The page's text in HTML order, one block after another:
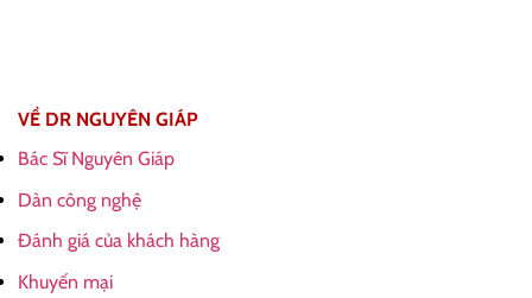
VỀ DR NGUYÊN GIÁP
Bác Sĩ Nguyên Giáp
Dàn công nghệ
Đánh giá của khách hàng
Khuyến mại